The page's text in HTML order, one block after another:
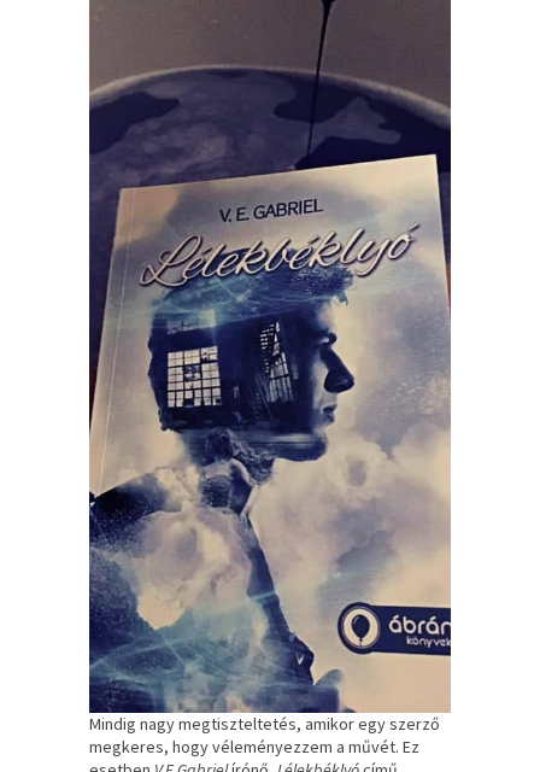
Mindig nagy megtiszteltetés, amikor egy szerző
megkeres, hogy véleményezzem a művét. Ez